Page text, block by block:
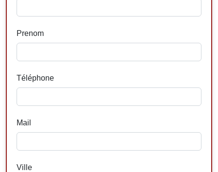
Prenom
Téléphone
Mail
Ville